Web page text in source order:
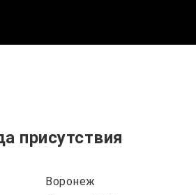
присутствия
Воронеж